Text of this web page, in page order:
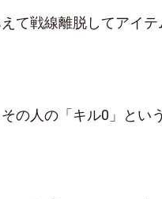
て戦線離脱してアイテ
の人の「キル0」とい